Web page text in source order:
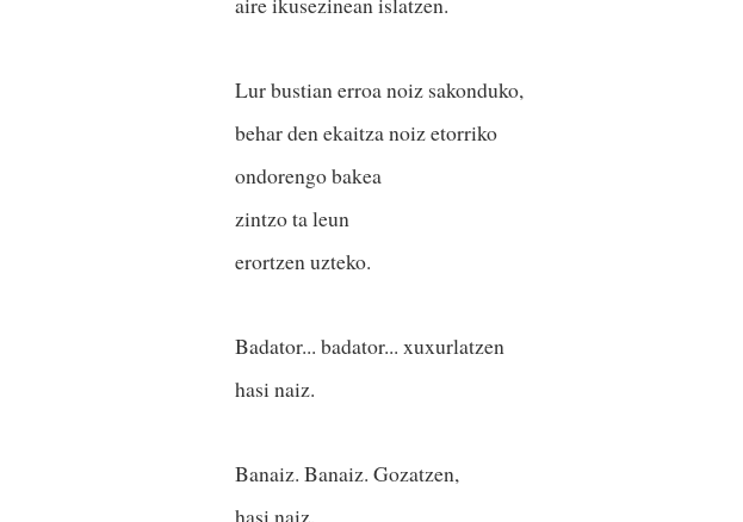
Lur bustian erroa noiz sakonduko,
behar den ekaitza noiz etorriko
ondorengo bakea
zintzo ta leun
erortzen uzteko.
Badator... badator... xuxurlatzen
hasi naiz.
Banaiz. Banaiz. Gozatzen,